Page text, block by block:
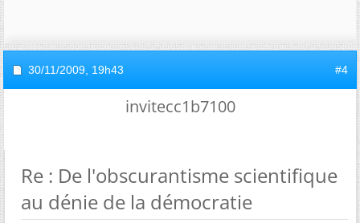
30/11/2009, 19h43 #4
invitecc1b7100
Re : De l'obscurantisme scientifique
au dénie de la démocratie